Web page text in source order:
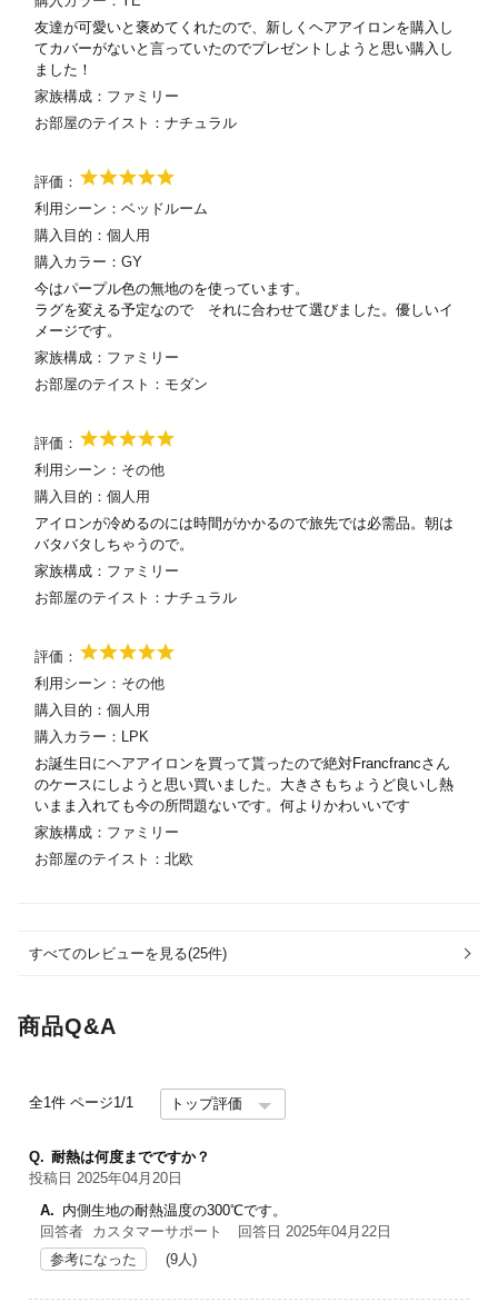
友達が可愛いと褒めてくれたので、新しくヘアアイロンを購入し
てカバーがないと言っていたのでプレゼントしようと思い購入し
ました！
家族構成： ファミリー
お部屋のテイスト： ナチュラル
評価：
利用シーン： ベッドルーム
購入目的： 個人用
購入カラー： GY
今はパープル色の無地のを使っています。
ラグを変える予定なので それに合わせて選びました。優しいイ
メージです。
家族構成： ファミリー
お部屋のテイスト： モダン
評価：
利用シーン： その他
購入目的： 個人用
アイロンが冷めるのには時間がかかるので旅先では必需品。朝は
バタバタしちゃうので。
家族構成： ファミリー
お部屋のテイスト： ナチュラル
評価：
利用シーン： その他
購入目的： 個人用
購入カラー： LPK
お誕生日にヘアアイロンを買って貰ったので絶対Francfrancさん
のケースにしようと思い買いました。大きさもちょうど良いし熱
いまま入れても今の所問題ないです。何よりかわいいです
家族構成： ファミリー
お部屋のテイスト： 北欧
すべてのレビューを見る(25件)
商品Q&A
全1件 ページ1/1
Q. 耐熱は何度までですか？
投稿日 2025年04月20日
A. 内側生地の耐熱温度の300℃です。
回答者 カスタマーサポート
回答日 2025年04月22日
参考になった
(9人)